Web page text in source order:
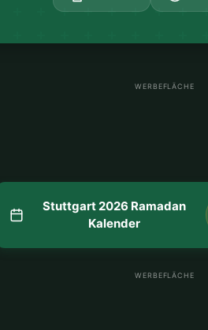
WERBEFLÄCHE
Stuttgart 2026 Ramadan
Kalender
WERBEFLÄCHE